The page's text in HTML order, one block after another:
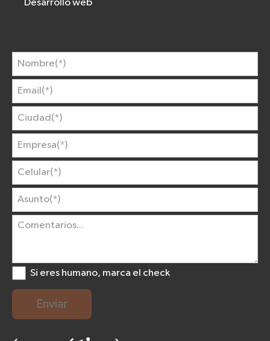
Desarrollo web
Si eres humano, marca el check
Enviar